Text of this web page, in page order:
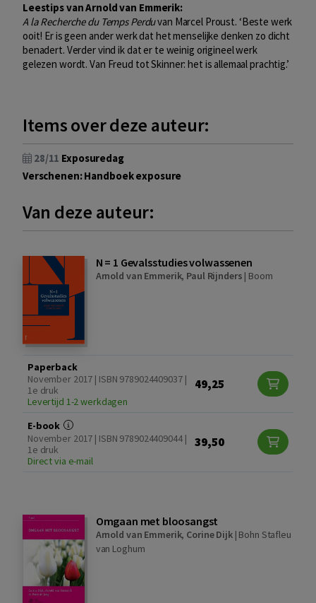
Leestips van Arnold van Emmerik:
A la Recherche du Temps Perduvan Marcel Proust. ‘Beste werk
ooit! Er is geen ander werk dat het menselijke denken zo dicht
benadert. Verder vind ik dat er te weinig origineel werk
gelezen wordt. Van Freud tot Skinner: het is allemaal prachtig.’
Items over deze auteur:
28/11 Exposuredag
Verschenen: Handboek exposure
Van deze auteur:
N = 1 Gevalsstudies volwassenen
Arnold van Emmerik, Paul Rijnders | Boom
Paperback
November 2017 | ISBN 9789024409037 |
1e druk
Levertijd 1-2 werkdagen
49,25
E-book
November 2017 | ISBN 9789024409044 |
1e druk
Direct via e-mail
39,50
Omgaan met bloosangst
Arnold van Emmerik, Corine Dijk| Bohn Stafleu
van Loghum